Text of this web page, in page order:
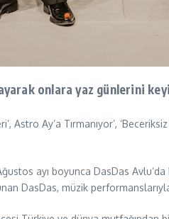
onlara yaz günlerini
Astro Ay’a Tırmanıyor’,
ayı boyunca DasDas
DasDas, müzik